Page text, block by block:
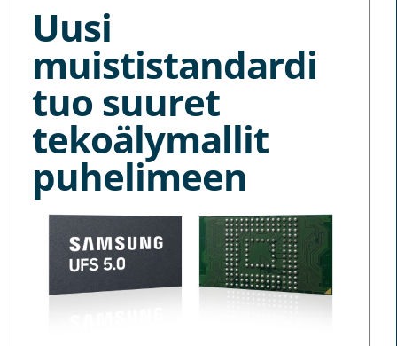
Uusi
muististandardi
tuo suuret
tekoälymallit
puhelimeen